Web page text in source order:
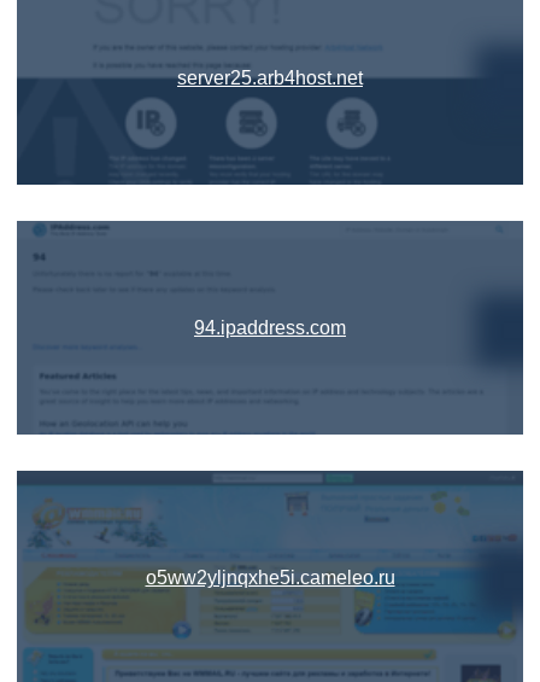
server25.arb4host.net
94.ipaddress.com
o5ww2yljnqxhe5i.cameleo.ru